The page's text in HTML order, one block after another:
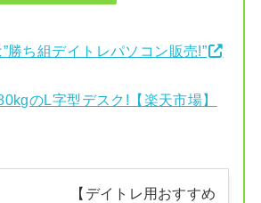
勝ち組デイトレパソコン販売!”
のL字型デスク!【楽天市場】
【デイトレ用おすすめ